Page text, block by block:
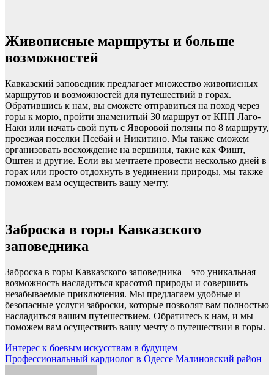
Живописные маршруты и больше
возможностей
Кавказский заповедник предлагает множество живописных
маршрутов и возможностей для путешествий в горах.
Обратившись к нам, вы сможете отправиться на поход через
горы к морю, пройти знаменитый 30 маршрут от КПП Лаго-
Наки или начать свой путь с Яворовой поляны по 8 маршруту,
проезжая поселки Псебай и Никитино. Мы также сможем
организовать восхождение на вершины, такие как Фишт,
Оштен и другие. Если вы мечтаете провести несколько дней в
горах или просто отдохнуть в уединении природы, мы также
поможем вам осуществить вашу мечту.
Заброска в горы Кавказского
заповедника
Заброска в горы Кавказского заповедника – это уникальная
возможность насладиться красотой природы и совершить
незабываемые приключения. Мы предлагаем удобные и
безопасные услуги заброски, которые позволят вам полностью
насладиться вашим путешествием. Обратитесь к нам, и мы
поможем вам осуществить вашу мечту о путешествии в горы.
Навигация
по
Интерес к боевым искусствам в будущем
Профессиональный кардиолог в Одессе Малиновский район